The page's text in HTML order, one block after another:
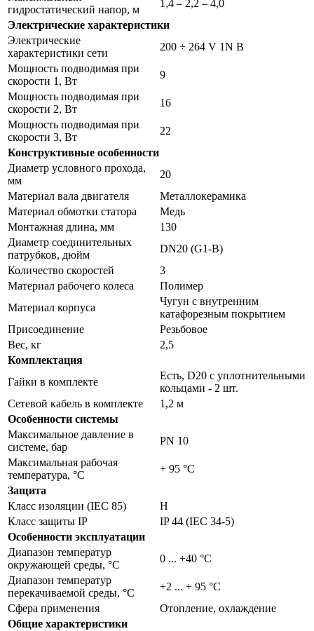
гидростатический напор, м
1,4 – 2,2 – 4,0
Электрические характеристики
Электрические
характеристики сети
200 ÷ 264 V 1N В
Мощность подводимая при
скорости 1, Вт
9
Мощность подводимая при
скорости 2, Вт
16
Мощность подводимая при
скорости 3, Вт
22
Конструктивные особенности
Диаметр условного прохода,
мм
20
Материал вала двигателя
Металлокерамика
Материал обмотки статора
Медь
Монтажная длина, мм
130
Диаметр соединительных
патрубков, дюйм
DN20 (G1-B)
Количество скоростей
3
Материал рабочего колеса
Полимер
Материал корпуса
Чугун с внутренним
катафорезным покрытием
Присоединение
Резьбовое
Вес, кг
2,5
Комплектация
Гайки в комплекте
Есть, D20 с уплотнительными
кольцами - 2 шт.
Сетевой кабель в комплекте
1,2 м
Особенности системы
Максимальное давление в
системе, бар
PN 10
Максимальная рабочая
температура, °С
+ 95 °C
Защита
Класс изоляции (IEC 85)
H
Класс защиты IP
IP 44 (IEC 34-5)
Особенности эксплуатации
Диапазон температур
окружающей среды, °С
0 ... +40 °C
Диапазон температур
перекачиваемой среды, °С
+2 ... + 95 °C
Сфера применения
Отопление, охлаждение
Общие характеристики